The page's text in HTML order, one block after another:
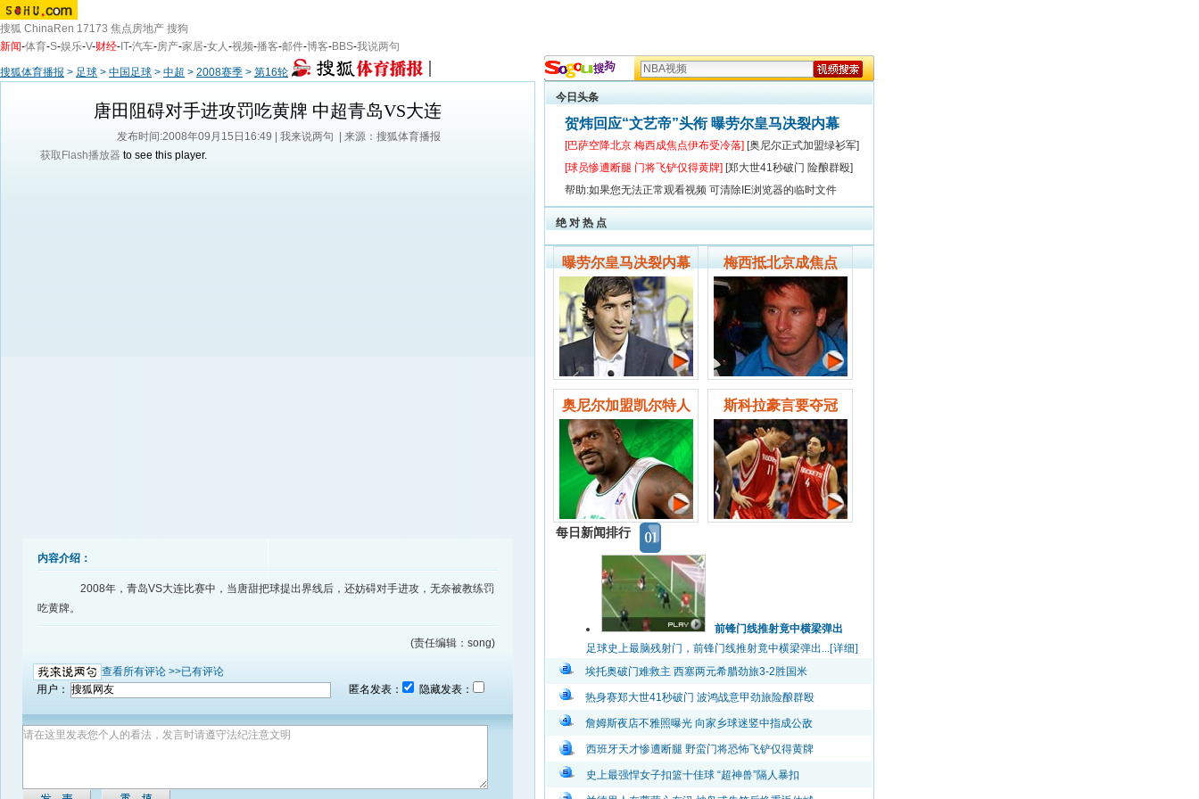
搜狐 ChinaRen 17173 焦点房地产 搜狗
新闻-体育-S-娱乐-V-财经- IT-汽车-房产-家居-女人-视频-播客-邮件-博客-BBS-我说两句
搜狐体育播报 > 足球 > 中国足球 > 中超 > 2008赛季 > 第16轮
唐田阻碍对手进攻罚吃黄牌 中超青岛VS大连
发布时间:2008年09月15日16:49 | 我来说两句
| 来源：搜狐体育播报
获取Flash播放器 to see this player.
内容介绍：
2008年，青岛VS大连比赛中，当唐甜把球提出界线后，还妨碍对手进攻，无奈被教练罚
吃黄牌。
(责任编辑：song)
查看所有评论 >>已有评论
用户：
匿名发表： 隐藏发表：
今日头条
贺炜回应“文艺帝”头衔 曝劳尔皇马决裂内幕
[巴萨空降北京 梅西成焦点伊布受冷落] [奥尼尔正式加盟绿衫军]
[球员惨遭断腿 门将飞铲仅得黄牌] [郑大世41秒破门 险酿群殴]
帮助:如果您无法正常观看视频 可清除IE浏览器的临时文件
绝 对 热 点
曝劳尔皇马决裂内幕 梅西抵北京成焦点
奥尼尔加盟凯尔特人 斯科拉豪言要夺冠
每日新闻排行
前锋门线推射竟中横梁弹出
足球史上最脑残射门，前锋门线推射竟中横梁弹出...[详细]
埃托奥破门难救主 西塞两元希腊劲旅3-2胜国米
热身赛郑大世41秒破门 波鸿战意甲劲旅险酿群殴
詹姆斯夜店不雅照曝光 向家乡球迷竖中指成公敌
西班牙天才惨遭断腿 野蛮门将恐怖飞铲仅得黄牌
史上最强悍女子扣篮十佳球 “超神兽”隔人暴扣